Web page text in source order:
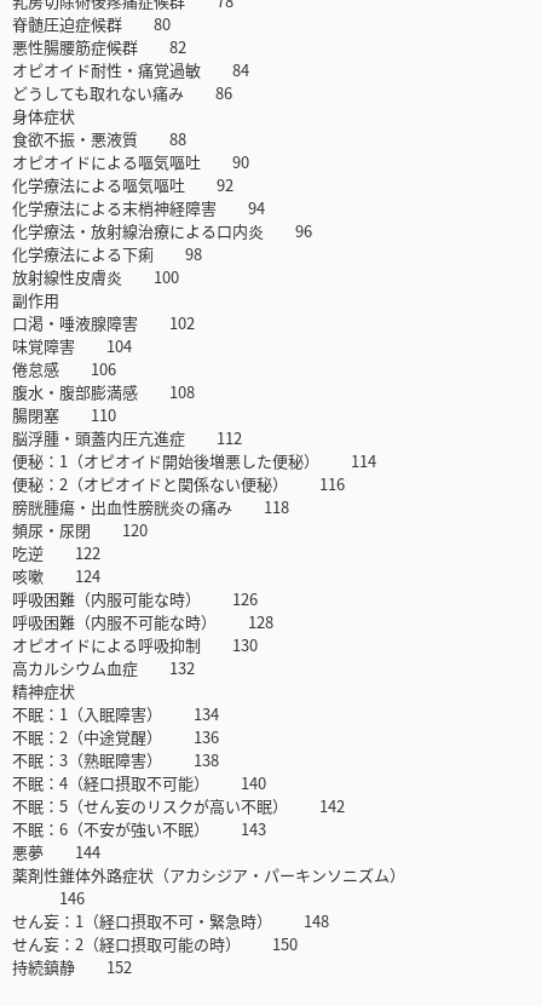
脊髄圧迫症候群 80
悪性腸腰筋症候群 82
オピオイド耐性・痛覚過敏 84
どうしても取れない痛み 86
身体症状
食欲不振・悪液質 88
オピオイドによる嘔気嘔吐 90
化学療法による嘔気嘔吐 92
化学療法による末梢神経障害 94
化学療法・放射線治療による口内炎 96
化学療法による下痢 98
放射線性皮膚炎 100
副作用
口渇・唾液腺障害 102
味覚障害 104
倦怠感 106
腹水・腹部膨満感 108
腸閉塞 110
脳浮腫・頭蓋内圧亢進症 112
便秘：1（オピオイド開始後増悪した便秘） 114
便秘：2（オピオイドと関係ない便秘） 116
膀胱腫瘍・出血性膀胱炎の痛み 118
頻尿・尿閉 120
吃逆 122
咳嗽 124
呼吸困難（内服可能な時） 126
呼吸困難（内服不可能な時） 128
オピオイドによる呼吸抑制 130
高カルシウム血症 132
精神症状
不眠：1（入眠障害） 134
不眠：2（中途覚醒） 136
不眠：3（熟眠障害） 138
不眠：4（経口摂取不可能） 140
不眠：5（せん妄のリスクが高い不眠） 142
不眠：6（不安が強い不眠） 143
悪夢 144
薬剤性錐体外路症状（アカシジア・パーキンソニズム）
146
せん妄：1（経口摂取不可・緊急時） 148
せん妄：2（経口摂取可能の時） 150
持続鎮静 152